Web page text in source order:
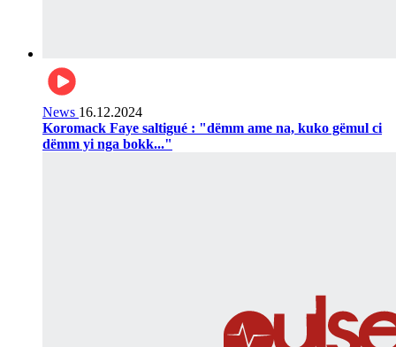
News 16.12.2024
Koromack Faye saltigué : "dëmm ame na, kuko gëmul ci
dëmm yi nga bokk..."